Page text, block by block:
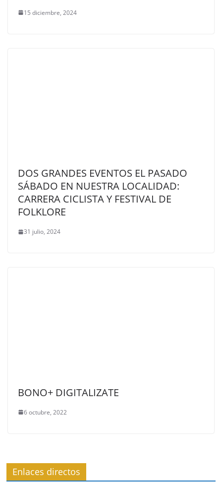
15 diciembre, 2024
DOS GRANDES EVENTOS EL PASADO
SÁBADO EN NUESTRA LOCALIDAD:
CARRERA CICLISTA Y FESTIVAL DE
FOLKLORE
31 julio, 2024
BONO+ DIGITALIZATE
6 octubre, 2022
Enlaces directos